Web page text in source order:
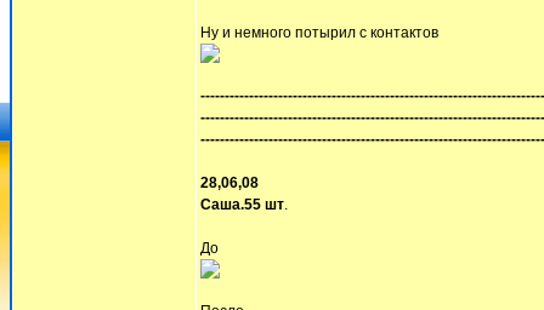
Ну и немного потырил с контактов
28,06,08
Саша.55 шт.
До